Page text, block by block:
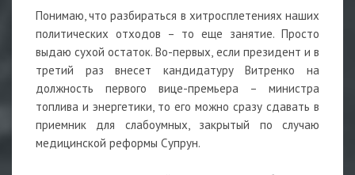
Понимаю, что разбираться в хитросплетениях наших
политических отходов – то еще занятие. Просто
выдаю сухой остаток. Во-первых, если президент и в
третий раз внесет кандидатуру Витренко на
должность первого вице-премьера – министра
топлива и энергетики, то его можно сразу сдавать в
приемник для слабоумных, закрытый по случаю
медицинской реформы Супрун.